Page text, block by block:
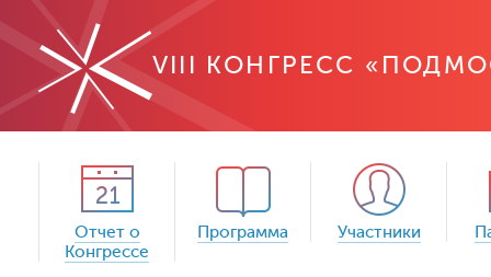
VIII КОНГРЕСС
Отчет о
Конгрессе
Программа Участники